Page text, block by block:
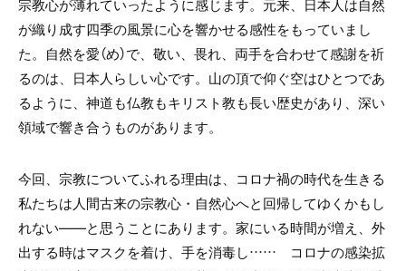
宗教心が薄れていったように感じます。元来、日本人は自然
が織り成す四季の風景に心を響かせる感性をもっていまし
た。自然を愛（め）で、敬い、畏れ、両手を合わせて感謝を祈
るのは、日本人らしい心です。山の頂で仰ぐ空はひとつであ
るように、神道も仏教もキリスト教も長い歴史があり、深い
領域で響き合うものがあります。
今回、宗教についてふれる理由は、コロナ禍の時代を生きる
私たちは人間古来の宗教心・自然心へと回帰してゆくかもし
れない――と思うことにあります。家にいる時間が増え、外
出する時はマスクを着け、手を消毒し…… コロナの感染拡